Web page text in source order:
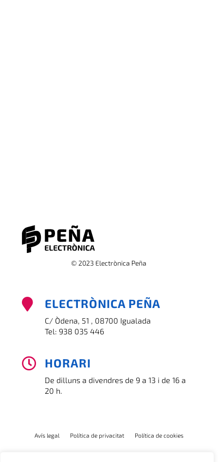
© 2023 Electrònica Peña
 ELECTRÒNICA PEÑA
C/ Òdena, 51 , 08700 Igualada
Tel: 938 035 446
 HORARI
De dilluns a divendres de 9 a 13 i de 16 a
20 h.
Avís legal Política de privacitat Política de cookies